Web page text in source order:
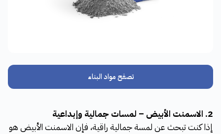
تصفح مواد البناء
2. الاسمنت الأبيض – لمسات جمالية وإبداعية
إذا كنت تبحث عن لمسة جمالية راقية، فإن الاسمنت الأبيض هو